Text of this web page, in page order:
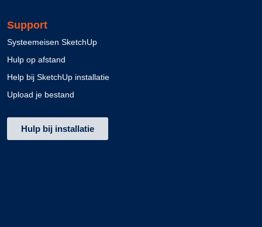
Support
Systeemeisen SketchUp
Hulp op afstand
Help bij SketchUp installatie
Upload je bestand
Hulp bij installatie